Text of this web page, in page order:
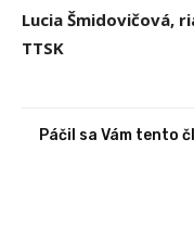
Lucia Šmidovičová,
TTSK
Páčil sa Vám tento